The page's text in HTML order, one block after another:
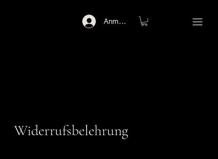
Anmelden
Widerrufsbelehrung